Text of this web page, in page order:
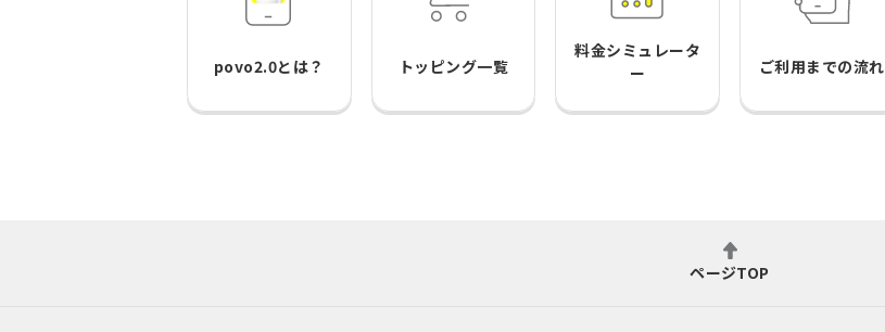
povo2.0とは？ トッピング一覧
料金シミュレータ
ー
ご利用までの流れ
ページTOP